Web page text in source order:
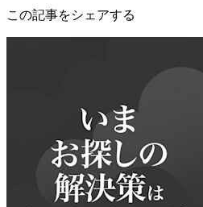
この記事をシェアする